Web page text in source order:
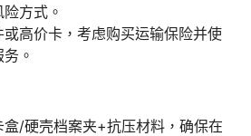
方式。
高价卡，考虑购买运输保险并使
。
/硬壳档案夹+抗压材料，确保在